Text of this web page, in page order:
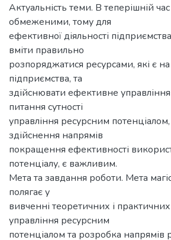
Актуальність теми. В теперішній
обмеженими, тому для
ефективної діяльності
вміти правильно
розпоряджатися ресурсами, які є
підприємства, та
здійснювати ефективне
питання сутності
управління ресурсним
здійснення напрямів
покращення ефективності
потенціалу, є важливим.
Мета та завдання роботи. Мета
полягає у
вивченні теоретичних і
управління ресурсним
потенціалом та розробка напрямів